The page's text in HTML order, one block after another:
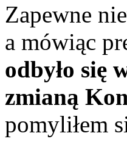
Zapewne
a mówiąc
odbyło się
zmianą
pomyliłem